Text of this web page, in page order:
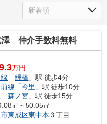
澤 仲介手数料無料
9.3万円
「緑橋 」駅 徒歩4分
線 「今里 」駅 徒歩10分
「森ノ宮 」駅 徒歩15分
㎡～50.05㎡
東成区東中本 ３丁目